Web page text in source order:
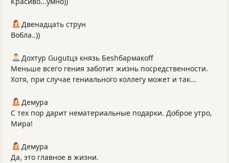
Двенадцать струн
Вобла..))
Дохтур Gugutцэ князь Беshбармакоff
Меньше всего гения заботит жизнь посредственности.
Хотя, при случае гениального коллегу может и так...
Демура
С тех пор дарит нематериальные подарки. Доброе утро,
Мира!
Демура
Да, это главное в жизни.